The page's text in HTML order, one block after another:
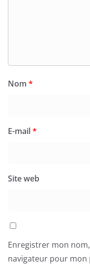
Nom *
E-mail*
Site web
Enregistrer mon
navigateur pour